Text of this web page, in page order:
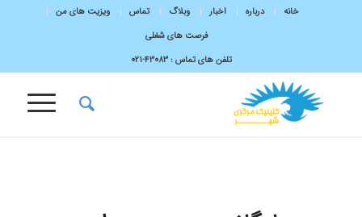
خانه درباره اخبار وبلاگ تماس
ویزیت های من
فرصت های شغلی
تلفن های تماس :43083-۰۲۱